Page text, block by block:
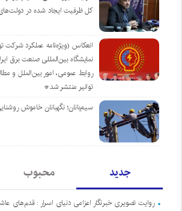
کل ظرفیت ایجاد شده در
انعکاس (ویژه‌نامه عملکرد شرکت
نمایشگاه بین‌المللی صنعت برق
روابط عمومی، امور بین‌الملل و
توانیر منتشر شد*
سیم‌بانان؛ نگهبانان خاموش
جدید محبوب
روایت تصویری خبرنگار اعزامی دنیای اسرار : قدم‌های